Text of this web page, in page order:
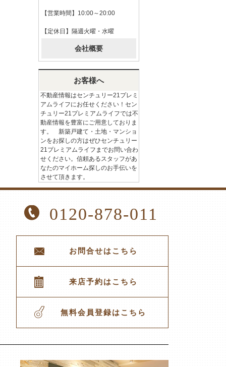
【営業時間】10:00～20:00
【定休日】隔週火曜・水曜
会社概要
お客様へ
不動産情報はセンチュリー21プレミ
アムライフにお任せください！セン
チュリー21プレミアムライフでは不
動産情報を豊富にご用意しておりま
す。 新築戸建て・土地・マンショ
ンをお探しの方はぜひセンチュリー
21プレミアムライフまでお問い合わ
せください。信頼あるスタッフがあ
なたのマイホーム探しのお手伝いを
させて頂きます。
0120-878-011
お問合せはこちら
来店予約はこちら
無料会員登録はこちら